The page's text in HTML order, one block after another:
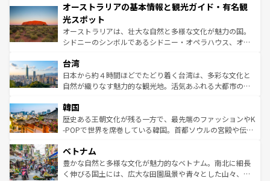
部のニューオーリンズでは、音楽と美食が融合した独特の
文化が魅力。旅行者はアメリカの各地域で異なる魅力を楽
しみながら、その多様性と豊かな歴史を感じることができ
るだろう。車でのロードトリップや列車の旅も、アメリカ
情報は
ワイ島は見逃せない。また、定番の観光地といえばオアフ
島だが、静かな自然を求めるならマウイ島やカウアイ島が
おすすめ。エメラルドグリーンに輝く海をはじめ、豊かな
文化や歴史が息づいている。「アロハスピリット」と呼ば
人々、おいしいローカルフードやハワイアンミュージッ
ク、伝統的なフラダンスなど、すべてがハワイの魅力を彩
っている。訪れるたびに新しい発見と感動が待っているハ
はコンテンツ一覧
オーストラリアの基本情報と観光ガイド・有名観
光スポット
オーストラリアは、壮大な自然と多様な文化が魅力の国。
シドニーのシンボルであるシドニー・オペラハウス、オー
リアリーフや大陸中央部にそびえるウルル（エアーズロッ
ク）、タスマニアの美しい原生林やケアンズの熱帯雨林な
ど、見どころがたくさん。また、カフェやワイン、オージ
いる。アクティビティも充実しており、サーフィンやダイ
ビング、ハイキングなど、アウトドア好きにはたまらな
い。オーストラリアの多彩な魅力を存分に味わいつくそ
参照してほしい。
台湾
日本から約４時間ほどでたどり着く台湾は、多彩な文化と
自然が織りなす魅力的な観光地。活気あふれる大都市の台
ン）、静ひつな山岳地帯である台湾東部など、都市の喧騒
と山間の静けさが共存しており、訪れる人に新しい発見と
驚きをもたらしてくれる。また、奥深い台湾の食文化も魅
容にもいいと評判のスイーツなど、バラエティ豊かな料理
が味わえる。 なお、新着の台湾情報は コンテンツ一覧を参
照してほしい。
韓国
歴史ある王朝文化が残る一方で、最先端のファッションやK
-POPで世界を席巻している韓国。首都ソウルの宮殿や伝統
き、地方に足を延ばせば四季折々の自然美を楽しむことが
できる。そして、キムチや焼肉、絶品のストリートフード
まで、さまざまな韓国料理が待っている。夜には、韓国な
ベトナム
豊かな自然と多様な文化が魅力的なベトナム。南北に細長
く伸びる国土には、広大な田園風景や青々とした山々、世